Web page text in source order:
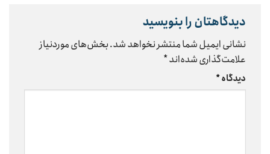
دیدگاهتان را بنویسید
نشانی ایمیل شما منتشر نخواهد شد.بخش‌های موردنیاز
علامت‌گذاری شده‌اند*
دیدگاه*